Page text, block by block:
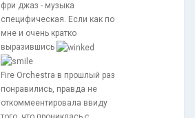
фри джаз - музыка
специфическая. Если как по
мне и очень кратко
выразившись
Fire Orchestra в прошлый раз
понравились, правда не
откоммеентировала ввиду